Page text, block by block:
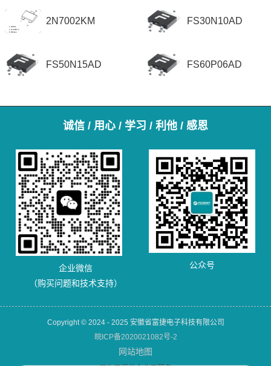
2N7002KM FS30N10AD
FS50N15AD FS60P06AD
诚信 / 用心 / 学习 / 利他 / 感恩
企业微信
（购买问题和技术支持）
公众号
Copyright © 2024 - 2025 安徽省富捷电子科技有限公司
皖ICP备2020021082号-2
网站地图